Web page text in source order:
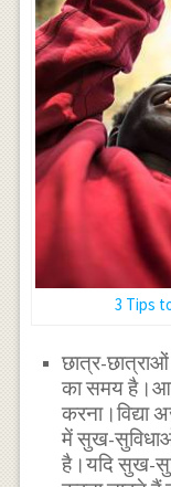
3 Tips
छात्र-
का समय
करना।विद्या
में सुख-सुविधाओं
है।यदि सुख-